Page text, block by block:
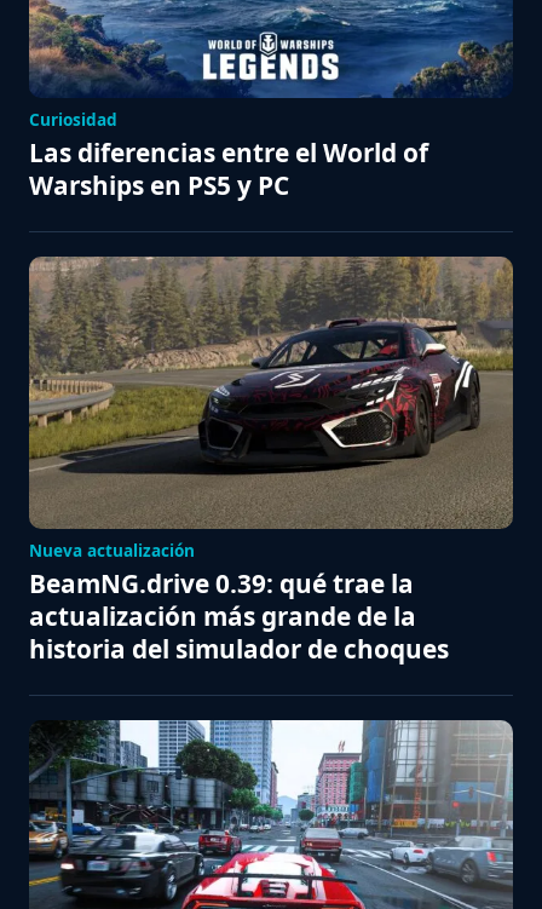
Curiosidad
Las diferencias entre el World of
Warships en PS5 y PC
Nueva actualización
BeamNG.drive 0.39: qué trae la
actualización más grande de la
historia del simulador de choques